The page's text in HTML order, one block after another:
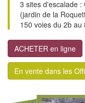
3 sites d'escalade :
(jardin de la
150 voies du 2b au
ACHETER en ligne
En vente dans les